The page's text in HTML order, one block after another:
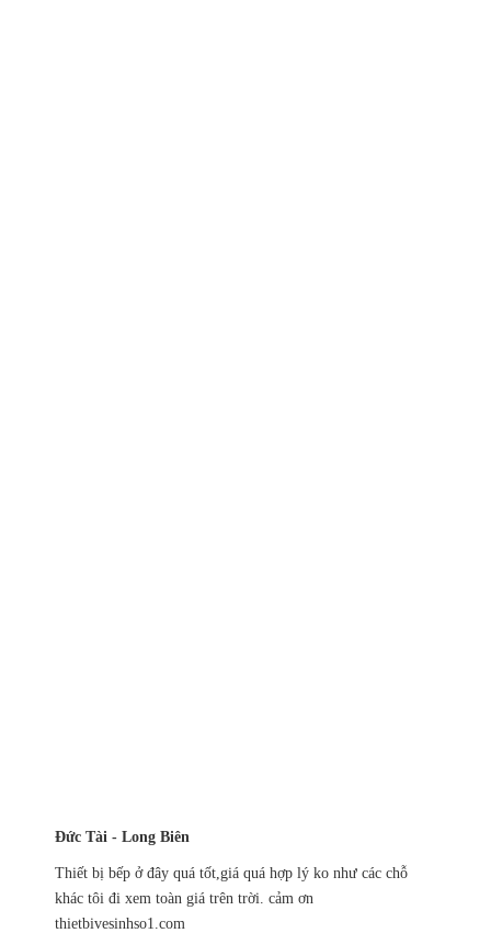
Đức Tài - Long Biên
Thiết bị bếp ở đây quá tốt,giá quá hợp lý ko như các chỗ
khác tôi đi xem toàn giá trên trời. cảm ơn
thietbivesinhso1.com